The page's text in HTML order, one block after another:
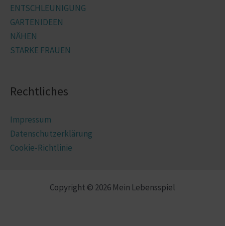
ENTSCHLEUNIGUNG
GARTENIDEEN
NÄHEN
STARKE FRAUEN
Rechtliches
Impressum
Datenschutzerklärung
Cookie-Richtlinie
Copyright © 2026 Mein Lebensspiel